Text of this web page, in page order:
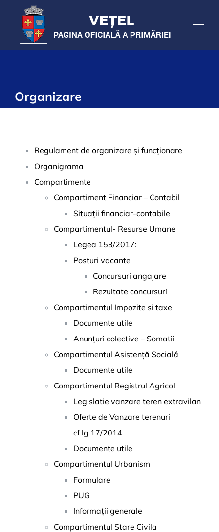
content
Organizare
Regulament de organizare și funcționare
Organigrama
Compartimente
Compartiment Financiar – Contabil
Situații financiar-contabile
Compartimentul- Resurse Umane
Legea 153/2017:
Posturi vacante
Concursuri angajare
Rezultate concursuri
Compartimentul Impozite si taxe
Documente utile
Anunțuri colective – Somatii
Compartimentul Asistență Socială
Documente utile
Compartimentul Registrul Agricol
Legislatie vanzare teren extravilan
Oferte de Vanzare terenuri
cf.lg.17/2014
Documente utile
Compartimentul Urbanism
Formulare
PUG
Informații generale
Compartimentul Stare Civila